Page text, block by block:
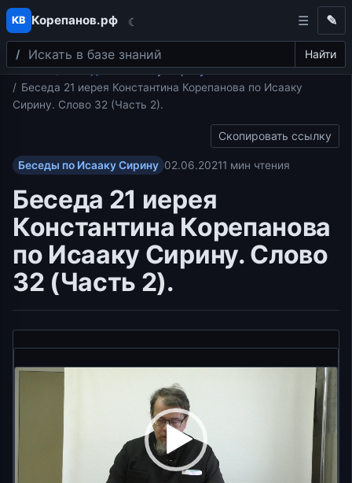
Перейти к содержимому
КВ Корепанов.рф ☾
Поиск Найти
✎
Главная
Беседы по Исааку Сирину
Беседа 21 иерея Константина Корепанова по Исааку
Сирину. Слово 32 (Часть 2).
Скопировать ссылку
Беседы по Исааку Сирину 02.06.20211 мин чтения
Беседа 21 иерея
Константина Корепанова
по Исааку Сирину. Слово
32 (Часть 2).